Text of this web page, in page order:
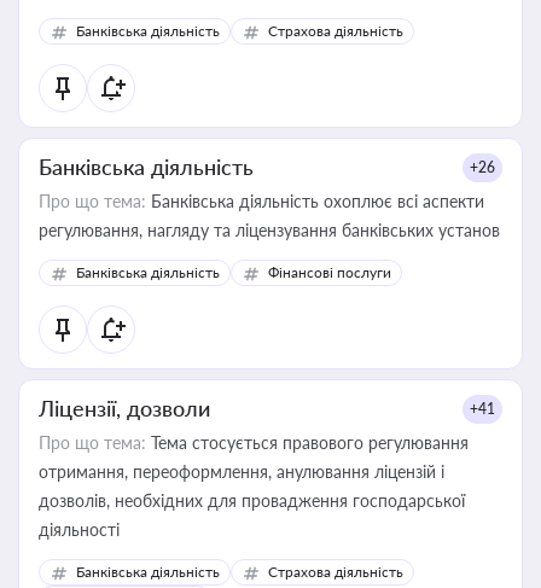
забезпечувати їх належне прийняття органами влади та
контрагентами
Банківська діяльність Страхова діяльність
Банківська діяльність +26
Про що тема: Банківська діяльність охоплює всі аспекти
регулювання, нагляду та ліцензування банківських установ
Банківська діяльність Фінансові послуги
Ліцензії, дозволи +41
Про що тема: Тема стосується правового регулювання
отримання, переоформлення, анулювання ліцензій і
дозволів, необхідних для провадження господарської
діяльності
Банківська діяльність
Страхова діяльність